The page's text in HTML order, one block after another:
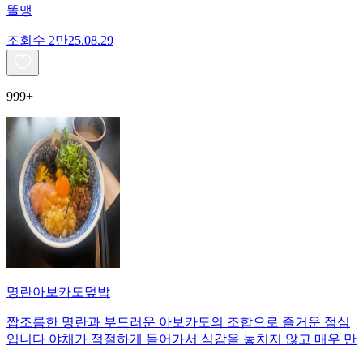
똘맹
조회수 2만25.08.29
999+
명란아보카도덮밥
짭조름한 명란과 부드러운 아보카도의 조합으로 즐거운 점심
입니다 야채가 적절하게 들어가서 식감을 놓치지 않고 매우 만